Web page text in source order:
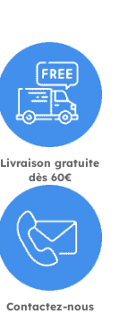
Livraison gratuite
dès 60€
Contactez-nous